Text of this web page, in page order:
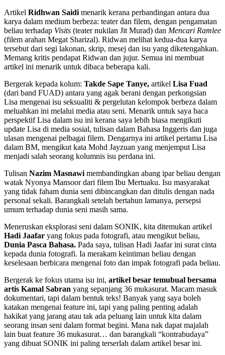
Artikel Ridhwan Saidi menarik kerana perbandingan antara dua
karya dalam medium berbeza: teater dan filem, dengan pengamatan
beliau terhadap Visits (teater nukilan Jit Murad) dan Mencari Ramlee
(filem arahan Megat Sharizal). Ridwan melihat kedua-dua karya
tersebut dari segi lakonan, skrip, mesej dan isu yang diketengahkan.
Memang kritis pendapat Ridwan dan jujur. Semua ini membuat
artikel ini menarik untuk dibaca beberapa kali.
Bergerak kepada kolum: Takde Sape Tanye, artikel Lisa Fuad
(dari band FUAD) antara yang agak berani dengan perkongsian
Lisa mengenai isu seksualiti & pergelutan kelompok berbeza dalam
meluahkan ini melalui media atau seni. Menarik untuk saya baca
perspektif Lisa dalam isu ini kerana saya lebih biasa mengikuti
update Lisa di media sosial, tulisan dalam Bahasa Inggeris dan juga
ulasan mengenai pelbagai filem. Dengarnya ini artikel pertama Lisa
dalam BM, mengikut kata Mohd Jayzuan yang menjemput Lisa
menjadi salah seorang kolumnis isu perdana ini.
Tulisan Nazim Masnawi membandingkan abang ipar beliau dengan
watak Nyonya Mansoor dari filem Ibu Mertuaku. Isu masyarakat
yang tidak faham dunia seni dibincangkan dan ditulis dengan nada
personal sekali. Barangkali setelah bertahun lamanya, persepsi
umum terhadap dunia seni masih sama.
Meneruskan eksplorasi seni dalam SONIK, kita ditemukan artikel
Hadi Jaafar yang fokus pada fotografi, atau mengikut beliau,
Dunia Pasca Bahasa. Pada saya, tulisan Hadi Jaafar ini surat cinta
kepada dunia fotografi. Ia merakam keintiman beliau dengan
keselesaan berbicara mengenai foto dan impak fotografi pada beliau.
Bergerak ke fokus utama isu ini, artikel besar temubual bersama
artis Kamal Sabran yang sepanjang 36 mukasurat. Macam masuk
dokumentari, tapi dalam bentuk teks! Banyak yang saya boleh
katakan mengenai feature ini, tapi yang paling penting adalah
hakikat yang jarang atau tak ada peluang lain untuk kita dalam
seorang insan seni dalam format begini. Mana nak dapat majalah
lain buat feature 36 mukasurat… dan barangkali “kontrabudaya”
yang dibuat SONIK ini paling terserlah dalam artikel besar ini.